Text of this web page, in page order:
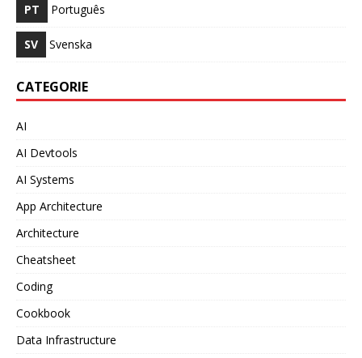
PT Português
SV Svenska
CATEGORIE
AI
AI Devtools
AI Systems
App Architecture
Architecture
Cheatsheet
Coding
Cookbook
Data Infrastructure